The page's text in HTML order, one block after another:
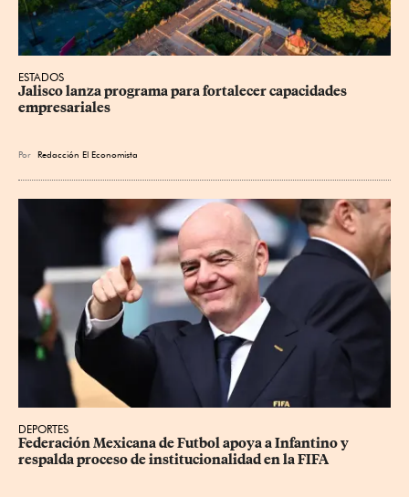
ESTADOS
Jalisco lanza programa para fortalecer capacidades
empresariales
Por Redacción El Economista
DEPORTES
Federación Mexicana de Futbol apoya a Infantino y
respalda proceso de institucionalidad en la FIFA